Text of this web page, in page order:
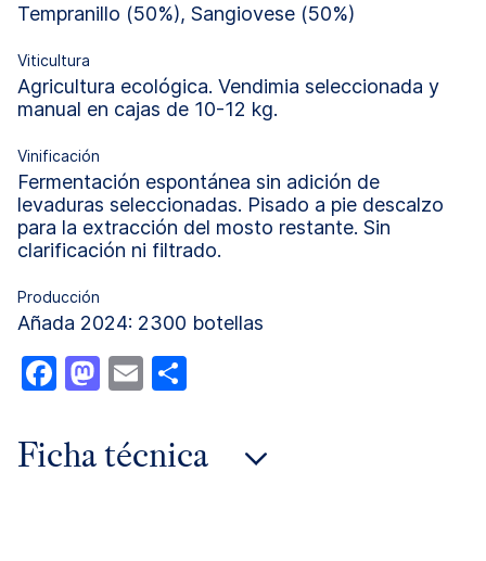
Tempranillo (50%), Sangiovese (50%)
Viticultura
Agricultura ecológica. Vendimia seleccionada y
manual en cajas de 10-12 kg.
Vinificación
Fermentación espontánea sin adición de
levaduras seleccionadas. Pisado a pie descalzo
para la extracción del mosto restante. Sin
clarificación ni filtrado.
Producción
Añada 2024: 2300 botellas
Facebook
Mastodon
Email
Ficha técnica